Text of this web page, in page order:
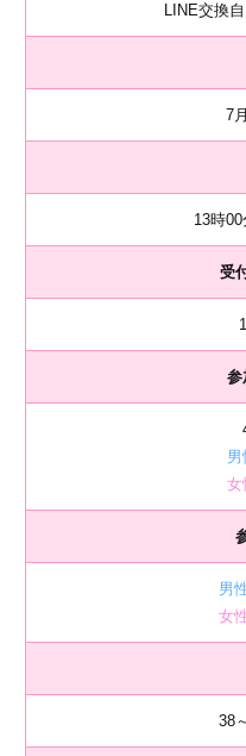
LINE交換
7
13時
受
参
男
女
男
女
38